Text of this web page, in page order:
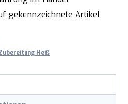
gekennzeichnete Artikel
Zubereitung Heiß